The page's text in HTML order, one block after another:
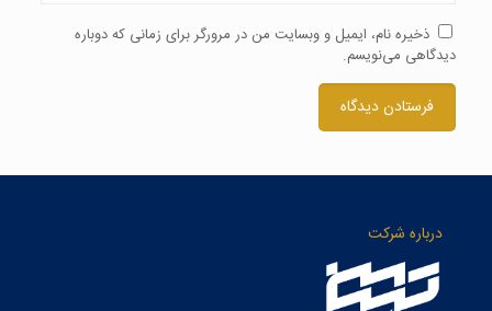
ذخیره نام، ایمیل و وبسایت من در مرورگر برای زمانی که دوباره
دیدگاهی می‌نویسم.
درباره شرکت